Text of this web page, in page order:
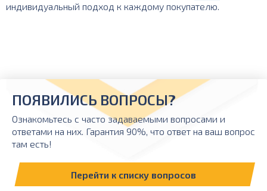
индивидуальный подход к каждому покупателю.
ПОЯВИЛИСЬ ВОПРОСЫ?
Ознакомьтесь с часто задаваемыми вопросами и
ответами на них. Гарантия 90%, что ответ на ваш вопрос
там есть!
Перейти к списку вопросов